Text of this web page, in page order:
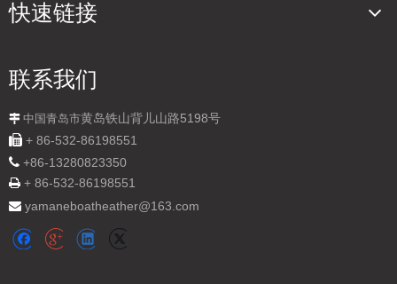
快速链接
联系我们
 中国青岛市黄岛铁山背儿山路5198号
 + 86-532-86198551
 +86-13280823350
 + 86-532-86198551
 yamaneboatheather@163.com